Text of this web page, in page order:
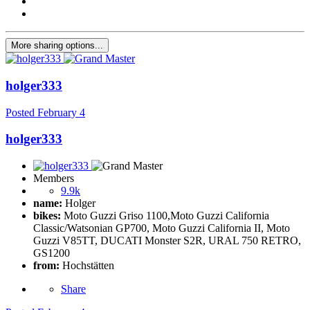
More sharing options...
holger333
Posted February 4
holger333
Members
9.9k
name: Holger
bikes: Moto Guzzi Griso 1100,Moto Guzzi California
Classic/Watsonian GP700, Moto Guzzi California II, Moto
Guzzi V85TT, DUCATI Monster S2R, URAL 750 RETRO,
GS1200
from: Hochstätten
Share